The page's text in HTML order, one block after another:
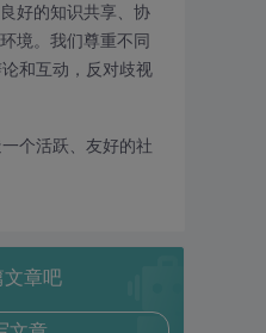
好的知识共享、协
境。我们尊重不同
和互动，反对歧视
个活跃、友好的社
章吧